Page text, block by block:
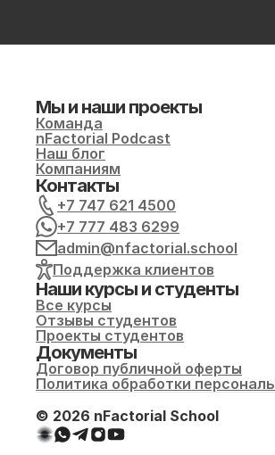
Мы и наши проекты
Команда
nFactorial Podcast
Наш блог
Компаниям
Контакты
+7 747 621 4500
+7 777 483 6299
admin@nfactorial.school
Поддержка клиентов
Наши курсы и студенты
Все курсы
Отзывы студентов
Проекты студентов
Документы
Договор публичной оферты
Политика обработки
© 2026 nFactorial School